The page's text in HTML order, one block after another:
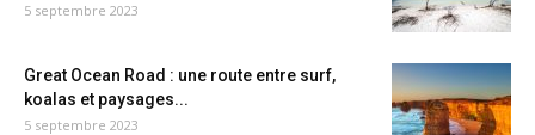
5 septembre 2023
Great Ocean Road : une route entre surf,
koalas et paysages...
5 septembre 2023